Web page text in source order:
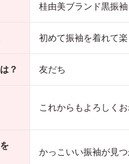
桂由美ブランド黒振袖
初めて振袖を着れて
？ 友だち
これからもよろしく
かっこいい振袖が見